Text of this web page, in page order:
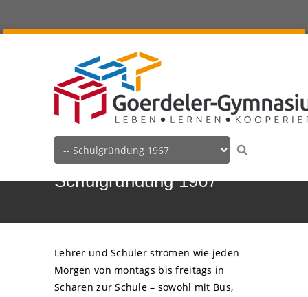
Schulgründung 1967
Lehrer und Schüler strömen wie jeden
Morgen von montags bis freitags in
Scharen zur Schule – sowohl mit Bus,